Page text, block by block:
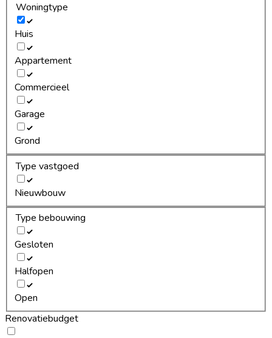
Woningtype
Huis
Appartement
Commercieel
Garage
Grond
Type vastgoed
Nieuwbouw
Type bebouwing
Gesloten
Halfopen
Open
Renovatiebudget